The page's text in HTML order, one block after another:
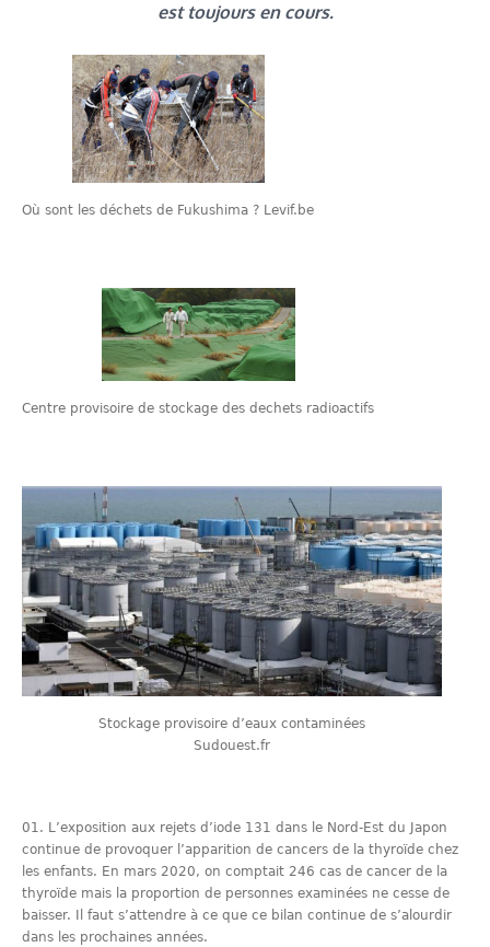
est toujours en cours.
Où sont les déchets de Fukushima ? Levif.be
Centre provisoire de stockage des dechets radioactifs
Stockage provisoire d’eaux contaminées
Sudouest.fr
L’exposition aux rejets d’iode 131 dans le Nord-Est du Japon
continue de provoquer l’apparition de cancers de la thyroïde chez
les enfants. En mars 2020, on comptait 246 cas de cancer de la
thyroïde mais la proportion de personnes examinées ne cesse de
baisser. Il faut s’attendre à ce que ce bilan continue de s’alourdir
dans les prochaines années.